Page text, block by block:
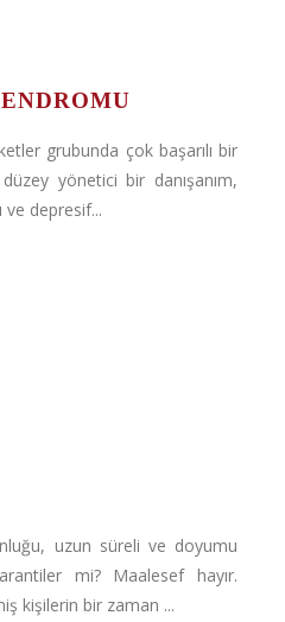
grubunda çok başarılı bir
yönetici bir danışanım,
ve depresif...
uzun süreli ve doyumu
mi? Maalesef hayır.
kişilerin bir zaman ...